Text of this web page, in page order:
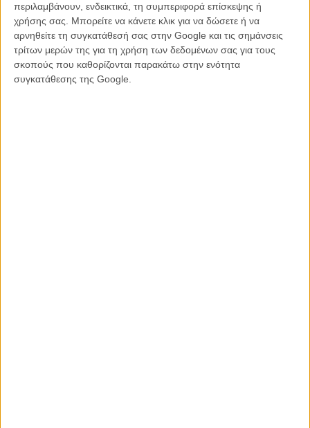
περιλαμβάνουν, ενδεικτικά, τη συμπεριφορά επίσκεψης ή
χρήσης σας. Μπορείτε να κάνετε κλικ για να δώσετε ή να
αρνηθείτε τη συγκατάθεσή σας στην Google και τις σημάνσεις
τρίτων μερών της για τη χρήση των δεδομένων σας για τους
σκοπούς που καθορίζονται παρακάτω στην ενότητα
συγκατάθεσης της Google.
Ο Ευθύμης Kosemund Σανίδης γεννήθηκε στη Μυτιλήνη. Eχει την
Ελληνική και Γερμανική εθνικότητα. Η πρώτη μικρού μήκους ταινία
του, «ΙΙ» (2014, 16’), κέρδισε το πρώτο βραβείο του Pack & Pitch